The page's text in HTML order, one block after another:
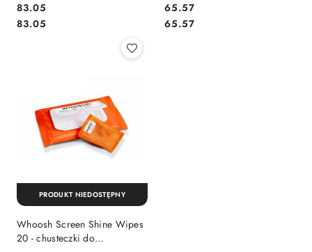
microfibry
Cena:
83.05
Cena:
83.05
(2szt.) [eol]
Cena:
65.57
Cena:
65.57
Whoosh Screen Shine Wipes
20 - chusteczki do
PRODUKT NIEDOSTĘPNY